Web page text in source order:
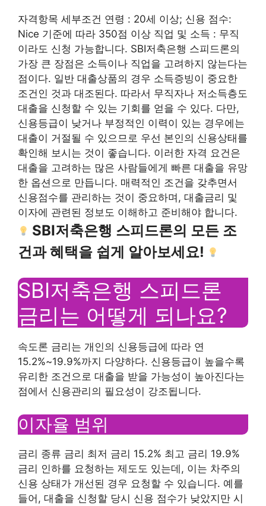
자격항목 세부조건 연령 : 20세 이상; 신용 점수:
Nice 기준에 따라 350점 이상 직업 및 소득 : 무직
이라도 신청 가능합니다. SBI저축은행 스피드론의
가장 큰 장점은 소득이나 직업을 고려하지 않는다는
점이다. 일반 대출상품의 경우 소득증빙이 중요한
조건인 것과 대조된다. 따라서 무직자나 저소득층도
대출을 신청할 수 있는 기회를 얻을 수 있다. 다만,
신용등급이 낮거나 부정적인 이력이 있는 경우에는
대출이 거절될 수 있으므로 우선 본인의 신용상태를
확인해 보시는 것이 좋습니다. 이러한 자격 요건은
대출을 고려하는 많은 사람들에게 빠른 대출을 유망
한 옵션으로 만듭니다. 매력적인 조건을 갖추면서
신용점수를 관리하는 것이 중요하며, 대출금리 및
이자에 관련된 정보도 이해하고 준비해야 합니다.
SBI저축은행 스피드론의 모든 조
건과 혜택을 쉽게 알아보세요!
SBI저축은행 스피드론
금리는 어떻게 되나요?
속도론 금리는 개인의 신용등급에 따라 연
15.2%~19.9%까지 다양하다. 신용등급이 높을수록
유리한 조건으로 대출을 받을 가능성이 높아진다는
점에서 신용관리의 필요성이 강조됩니다.
이자율 범위
금리 종류 금리 최저 금리 15.2% 최고 금리 19.9% ​​
금리 인하를 요청하는 제도도 있는데, 이는 차주의
신용 상태가 개선된 경우 요청할 수 있습니다. 예를
들어, 대출을 신청할 당시 신용 점수가 낮았지만 시